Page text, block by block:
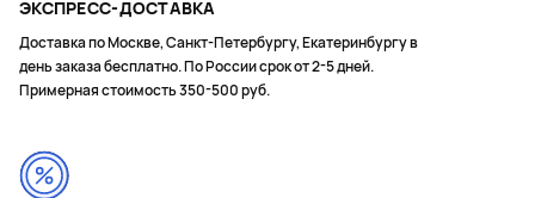
ЭКСПРЕСС-ДОСТАВКА
Доставка по Москве, Санкт-Петербургу, Екатеринбургу в
день заказа бесплатно. По России срок от 2-5 дней.
Примерная стоимость 350-500 руб.